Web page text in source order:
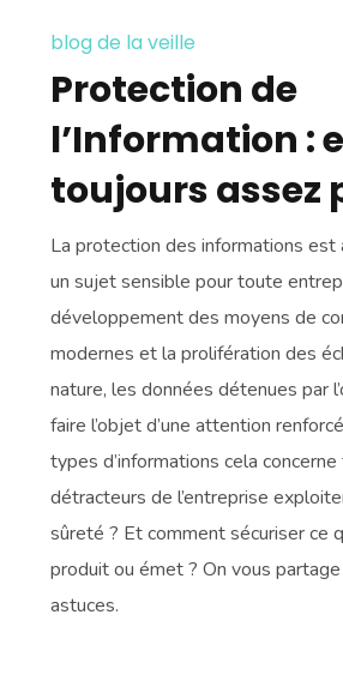
blog de la veille
Protection de
l’Information :
toujours assez
La protection des informations est
un sujet sensible pour toute
développement des moyens de
modernes et la prolifération des
nature, les données détenues par
faire l’objet d’une attention
types d’informations cela
détracteurs de l’entreprise
sûreté ? Et comment sécuriser ce
produit ou émet ? On vous
astuces.